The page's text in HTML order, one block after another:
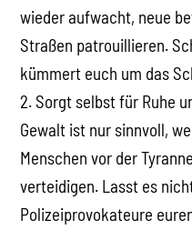
wieder aufwacht, neue
Straßen patrouillieren.
kümmert euch um das
2. Sorgt selbst für Ruhe
Gewalt ist nur sinnvoll,
Menschen vor der
verteidigen. Lasst es
Polizeiprovokateure